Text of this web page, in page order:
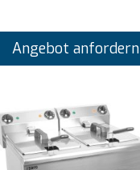
Angebot anfordern